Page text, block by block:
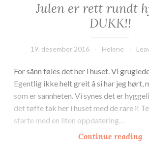
Julen er rett rundt
DUKK!!
19. desember 2016 Helene
For sånn føles det her i huset. Vi
Egentlig ikke helt greit å si har jeg hørt,
som er sannheten. Vi synes det er
det tøffe tak her i huset med de rare i!
starte med en liten oppdatering…
Continue reading